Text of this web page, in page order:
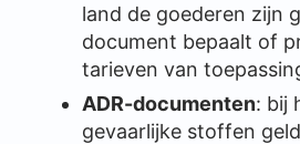
land de goederen zijn
document bepaalt of
tarieven van
ADR-documenten: bij
gevaarlijke stoffen